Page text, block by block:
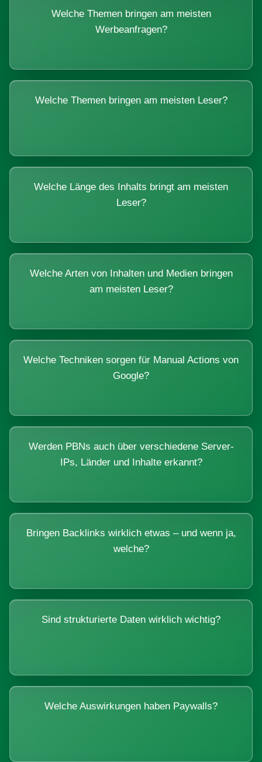
Welche Themen bringen am meisten
Werbeanfragen?
Welche Themen bringen am meisten Leser?
Welche Länge des Inhalts bringt am meisten
Leser?
Welche Arten von Inhalten und Medien bringen
am meisten Leser?
Welche Techniken sorgen für Manual Actions von
Google?
Werden PBNs auch über verschiedene Server-
IPs, Länder und Inhalte erkannt?
Bringen Backlinks wirklich etwas – und wenn ja,
welche?
Sind strukturierte Daten wirklich wichtig?
Welche Auswirkungen haben Paywalls?